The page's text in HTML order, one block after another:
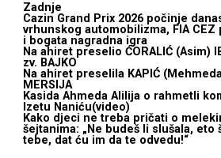
Zadnje
Cazin Grand Prix 2026 počinje
vrhunskog automobilizma, FIA CEZ
i bogata nagradna igra
Na ahiret preselio ĆORALIĆ (Asim)
zv. BAJKO
Na ahiret preselila KAPIĆ
MERSIJA
Kasida Ahmeda Alilija o rahmetli
Izetu Naniću(video)
Kako djeci ne treba pričati o
šejtanima: „Ne budeš li slušala, eto
tebe, dat ću im da te odvedu!“